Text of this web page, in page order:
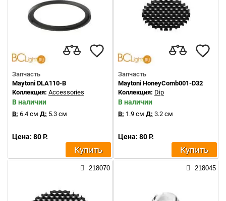
Запчасть
Maytoni DLA110-B
Коллекция: Accessories
В наличии
В: 6.4 см Д: 5.3 см
Цена: 80 Р.
Купить
Запчасть
Maytoni HoneyComb001-D32
Коллекция: Dip
В наличии
В: 1.9 см Д: 3.2 см
Цена: 80 Р.
Купить
218070 218045